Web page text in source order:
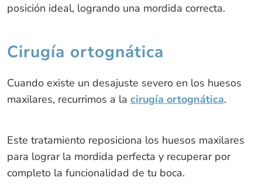
posición ideal, logrando una mordida correcta.
Cirugía ortognática
Cuando existe un desajuste severo en los huesos
maxilares, recurrimos a la cirugía ortognática.
Este tratamiento reposiciona los huesos maxilares
para lograr la mordida perfecta y recuperar por
completo la funcionalidad de tu boca.